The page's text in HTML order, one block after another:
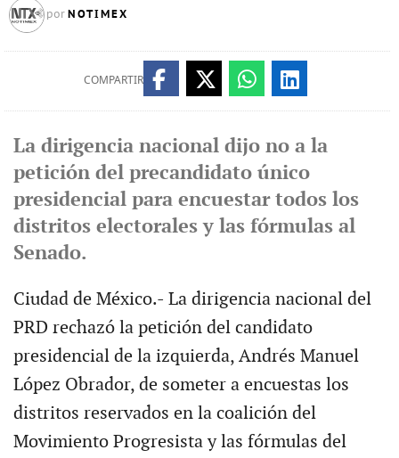
por NOTIMEX
COMPARTIR
La dirigencia nacional dijo no a la
petición del precandidato único
presidencial para encuestar todos los
distritos electorales y las fórmulas al
Senado.
Ciudad de México.- La dirigencia nacional del
PRD rechazó la petición del candidato
presidencial de la izquierda, Andrés Manuel
López Obrador, de someter a encuestas los
distritos reservados en la coalición del
Movimiento Progresista y las fórmulas del